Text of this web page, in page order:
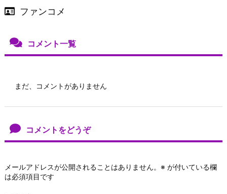
ファンコメ
コメント一覧
まだ、コメントがありません
コメントをどうぞ
メールアドレスが公開されることはありません。 ※ が付いている欄
は必須項目です